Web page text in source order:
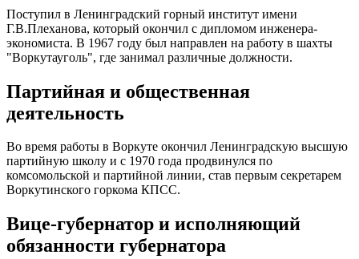
Поступил в Ленинградский горный институт имени
Г.В.Плеханова, который окончил с дипломом инженера-
экономиста. В 1967 году был направлен на работу в шахты
"Воркутауголь", где занимал различные должности.
Партийная и общественная
деятельность
Во время работы в Воркуте окончил Ленинградскую высшую
партийную школу и с 1970 года продвинулся по
комсомольской и партийной линии, став первым секретарем
Воркутинского горкома КПСС.
Вице-губернатор и исполняющий
обязанности губернатора